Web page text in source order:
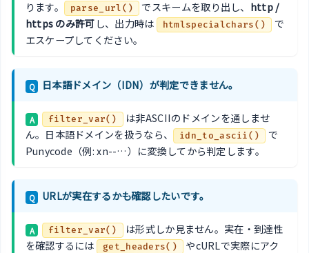
ります。 parse_url() でスキームを取り出し、 http /
https のみ許可し、出力時は htmlspecialchars()
で
エスケープしてください。
Q 日本語ドメイン（IDN）が判定できません。
A filter_var()
は非ASCIIのドメインを通しませ
ん。日本語ドメインを扱うなら、
idn_to_ascii()
で
Punycode（例: xn--…）に変換してから判定します。
Q URLが実在するかも確認したいです。
A filter_var()
は形式しか見ません。実在・到達性
を確認するには
get_headers()
やcURLで実際にアク